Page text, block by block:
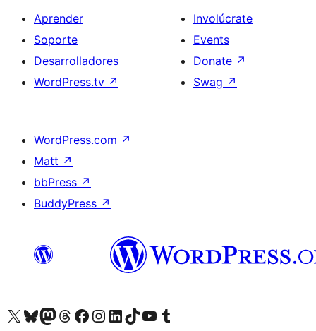
Aprender
Soporte
Desarrolladores
WordPress.tv ↗
Involúcrate
Events
Donate ↗
Swag ↗
WordPress.com ↗
Matt ↗
bbPress ↗
BuddyPress ↗
Visit our X (formerly Twitter) account
Visit our Bluesky account
Visit our Mastodon account
Visit our Threads account
Visita nuestra página de Facebook
Visita nuestra cuenta de Instagram
Visita nuestra cuenta de LinkedIn
Visit our TikTok account
Visita nuestro canal de YouTube
Visit our Tumblr account